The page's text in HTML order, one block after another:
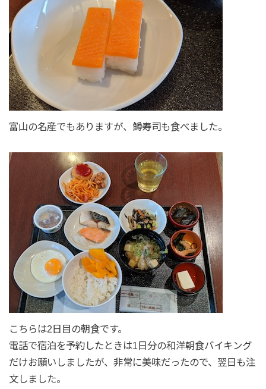
富山の名産でもありますが、鱒寿司も食べました。
こちらは2日目の朝食です。
電話で宿泊を予約したときは1日分の和洋朝食バイキング
だけお願いしましたが、非常に美味だったので、翌日も注
文しました。